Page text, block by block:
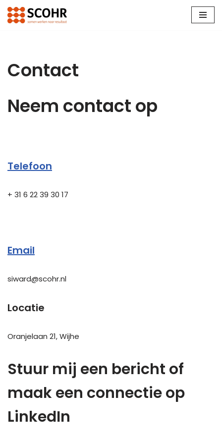
Ga
inhoud
Contact
Neem contact op
Telefoon
+ 31 6 22 39 30 17
Email
siward@scohr.nl
Locatie
Oranjelaan 21, Wijhe
Stuur mij een bericht of
maak een connectie op
LinkedIn